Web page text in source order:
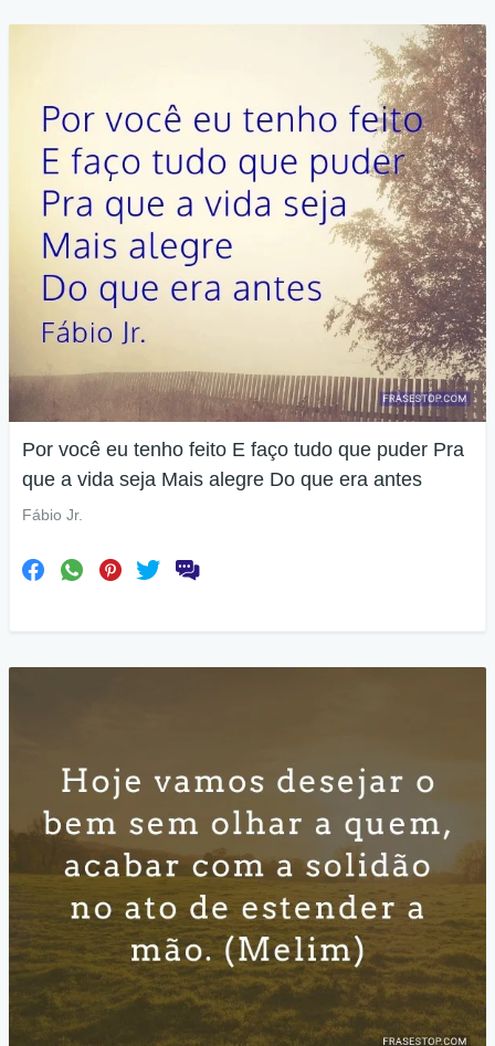
Por você eu tenho feito E faço tudo que puder Pra
que a vida seja Mais alegre Do que era antes
Fábio Jr.